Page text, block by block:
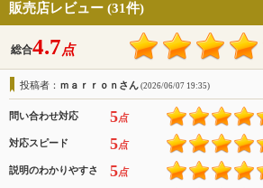
販売店レビュー (31件)
総合4.7点
投稿者： ｍａｒｒｏｎさん (2026/06/07 19:35)
問い合わせ対応 5点
対応スピード 5点
説明のわかりやすさ 5点